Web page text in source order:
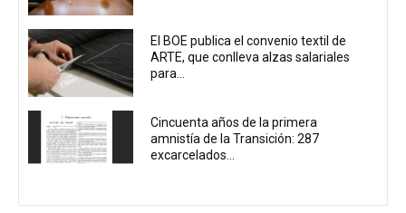
El BOE publica el convenio textil de
ARTE, que conlleva alzas salariales
para...
Cincuenta años de la primera
amnistía de la Transición: 287
excarcelados...